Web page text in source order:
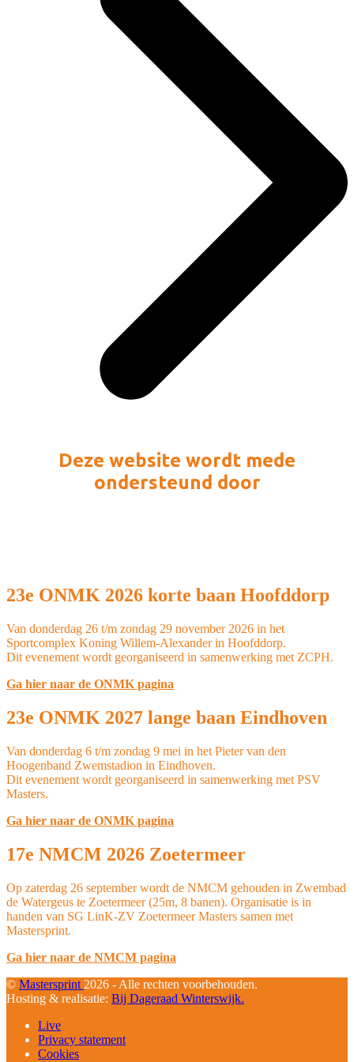
Deze website wordt mede
ondersteund door
23e ONMK 2026 korte baan Hoofddorp
Van donderdag 26 t/m zondag 29 november 2026 in het
Sportcomplex Koning Willem-Alexander in Hoofddorp.
Dit evenement wordt georganiseerd in samenwerking met ZCPH.
Ga hier naar de ONMK pagina
23e ONMK 2027 lange baan Eindhoven
Van donderdag 6 t/m zondag 9 mei in het Pieter van den
Hoogenband Zwemstadion in Eindhoven.
Dit evenement wordt georganiseerd in samenwerking met PSV
Masters.
Ga hier naar de ONMK pagina
17e NMCM 2026 Zoetermeer
Op zaterdag 26 september wordt de NMCM gehouden in Zwembad
de Watergeus te Zoetermeer (25m, 8 banen). Organisatie is in
handen van SG LinK-ZV Zoetermeer Masters samen met
Mastersprint.
Ga hier naar de NMCM pagina
© Mastersprint 2026 - Alle rechten voorbehouden.
Hosting & realisatie: Bij Dageraad Winterswijk.
Live
Privacy statement
Cookies